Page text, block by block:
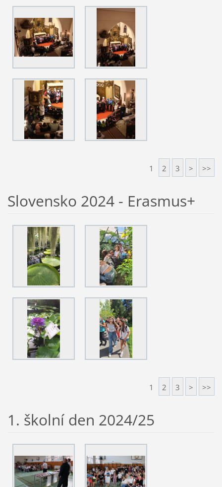
1 2 3 > >>
Slovensko 2024 - Erasmus+
1 2 3 > >>
1. školní den 2024/25